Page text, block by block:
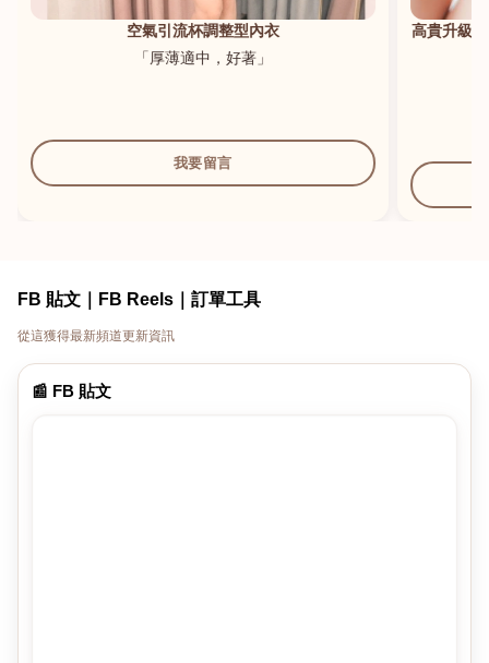
空氣引流杯調整型內衣
「厚薄適中，好著」
我要留言
高貴升級
FB 貼文｜FB Reels｜訂單工具
從這獲得最新頻道更新資訊
📰 FB 貼文